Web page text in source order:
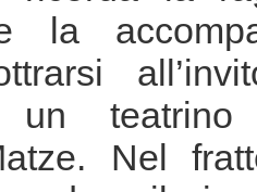
la
un teatrino
Nel